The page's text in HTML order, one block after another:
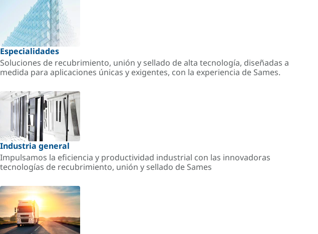
Especialidades
Soluciones de recubrimiento, unión y sellado de alta tecnología, diseñadas a
medida para aplicaciones únicas y exigentes, con la experiencia de Sames.
Industria general
Impulsamos la eficiencia y productividad industrial con las innovadoras
tecnologías de recubrimiento, unión y sellado de Sames